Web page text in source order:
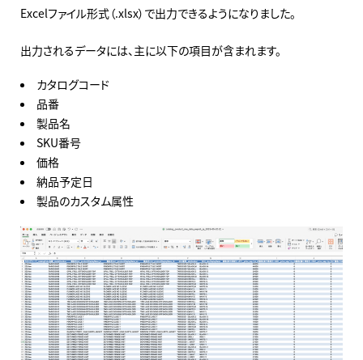
Excelファイル形式（.xlsx）で出力できるようになりました。
出力されるデータには、主に以下の項目が含まれます。
カタログコード
品番
製品名
SKU番号
価格
納品予定日
製品のカスタム属性